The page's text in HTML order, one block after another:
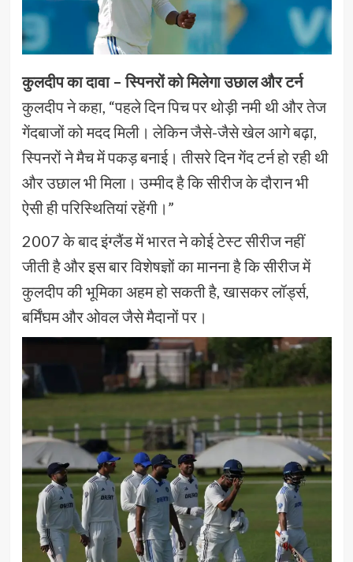
कुलदीप का दावा – स्पिनरों को मिलेगा उछाल और टर्न
कुलदीप ने कहा, “पहले दिन पिच पर थोड़ी नमी थी और तेज
गेंदबाजों को मदद मिली। लेकिन जैसे-जैसे खेल आगे बढ़ा,
स्पिनरों ने मैच में पकड़ बनाई। तीसरे दिन गेंद टर्न हो रही थी
और उछाल भी मिला। उम्मीद है कि सीरीज के दौरान भी
ऐसी ही परिस्थितियां रहेंगी।”
2007 के बाद इंग्लैंड में भारत ने कोई टेस्ट सीरीज नहीं
जीती है और इस बार विशेषज्ञों का मानना है कि सीरीज में
कुलदीप की भूमिका अहम हो सकती है, खासकर लॉर्ड्स,
बर्मिंघम और ओवल जैसे मैदानों पर।